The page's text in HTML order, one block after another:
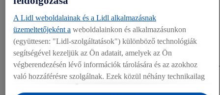
Sajtókapcsolat
Lidl sajtóosztály
sajto@lidl.hu
Megosztás
A Lidl weboldalainak és a Lidl alkalmazásnak
üzemeltetőjeként a weboldalainkon és alkalmazásunkon
(együttesen: "Lidl-szolgáltatások") különböző technológiák
segítségével kezeljük az Ön adatait, amelyek az Ön
végberendezésén lévő információk tárolására és az azokhoz
való hozzáférésre szolgálnak. Ezek közül néhány technikailag